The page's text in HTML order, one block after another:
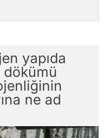
yapıda
dökümü
ne ad